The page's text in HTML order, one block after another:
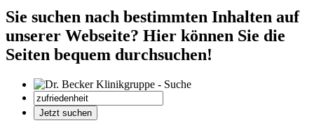
Sie suchen nach bestimmten Inhalten auf
unserer Webseite? Hier können Sie die
Seiten bequem durchsuchen!